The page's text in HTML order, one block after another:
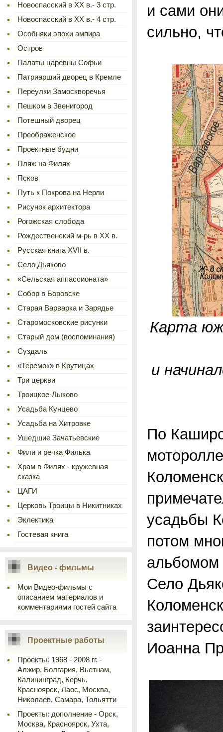
Новоспасский в XX в.- 3 стр.
Новоспасский в XX в.- 4 стр.
Особняки эпохи ампира
Остров
Палаты царевны Софьи
Патриарший дворец в Кремле
Переулки Замоскворечья
Пешком в Звенигород
Потешный дворец
Преображенское
Проектные будни
Пляж на Филях
Псков
Путь к Покрова на Нерли
Рисунок архитектора
Рогожская слобода
Рождественский м-рь в ХХ в.
Русская книга XVII в.
Село Дьяково
«Сельская аппассионата»
Cобор в Боровске
Старая Варварка и Зарядье
Старомосковские рисунки
Старый дом (воспоминания)
Суздаль
«Теремок» в Крутицах
Три церкви
Троицкое-Лыково
Усадьба Кунцево
Усадьба на Хитровке
Ушедшие Зачатьевские
Фили и речка Филька
Храм в Филях - кружевная
сказка
ЦАГИ
Церковь Троицы в Никитниках
Эклектика
Гостевая книга
Видео - фильмы
Мои Видео-фильмы с
описанием материалов и
комментариями гостей сайта
Проектные работы
Проекты: 1968 - 2008 гг. -
Алжир, Болгария, Вьетнам,
Калининград, Керчь,
Красноярск, Лаос, Москва,
Николаев, Самара, Тольятти
Проекты: дополнение - Орск,
Москва, Красноярск, Ухта,
и сами
сильно,
Карта
и
По
усадьбы
потом
Село
Иоанна